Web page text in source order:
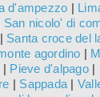
d'ampezzo |
San nicolo' di
| Santa croce del
agordino |
| Pieve d'alpago|
| Sappada |